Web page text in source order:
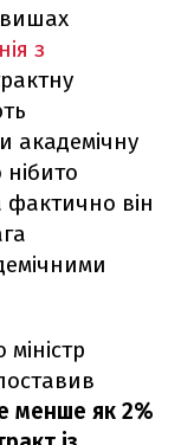
вишах
з
академічну
нібито
фактично він
менше як 2%